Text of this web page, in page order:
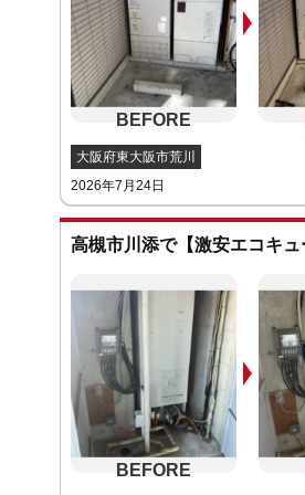
大阪府東大阪市荒川
2026年7月24日
高槻市川添で【激安エコキュ